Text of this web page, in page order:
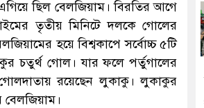
ছিল বেলজিয়াম। বিরতির আগে
তৃতীয় মিনিটে দলকে গোলের
হয়ে বিশ্বকাপে সর্বোচ্চ ৫টি
চতুর্থ গোল। যার ফলে পর্তুগালের
গোলদাতায় রয়েছেন লুকাকু। লুকাকুর
বেলজিয়াম।